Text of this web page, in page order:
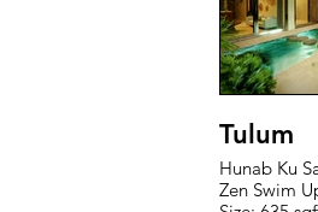
Tulum
Hunab Ku
Zen Swim